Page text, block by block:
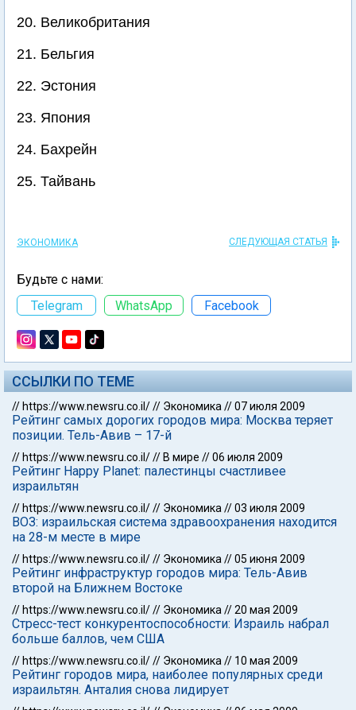
20. Великобритания
21. Бельгия
22. Эстония
23. Япония
24. Бахрейн
25. Тайвань
ЭКОНОМИКА СЛЕДУЮЩАЯ СТАТЬЯ
Будьте с нами:
Telegram
WhatsApp Facebook
ССЫЛКИ ПО ТЕМЕ
// https://www.newsru.co.il/// Экономика //07 июля 2009
Рейтинг самых дорогих городов мира: Москва теряет
позиции. Тель-Авив – 17-й
// https://www.newsru.co.il/// В мире //06 июля 2009
Рейтинг Happy Planet: палестинцы счастливее
израильтян
// https://www.newsru.co.il/// Экономика //03 июля 2009
ВОЗ: израильская система здравоохранения находится
на 28-м месте в мире
// https://www.newsru.co.il/// Экономика //05 июня 2009
Рейтинг инфраструктур городов мира: Тель-Авив
второй на Ближнем Востоке
// https://www.newsru.co.il/// Экономика //20 мая 2009
Стресс-тест конкурентоспособности: Израиль набрал
больше баллов, чем США
// https://www.newsru.co.il/// Экономика // 10 мая 2009
Рейтинг городов мира, наиболее популярных среди
израильтян. Анталия снова лидирует